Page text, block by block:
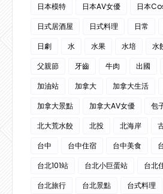
日本模特
日本AV女優
日本
日式居酒屋
日式料理 日常
日劇
水 水果 水培 水
父親節
牙齒 牛肉 出國
加油站
加拿大 加拿大生活
加拿大景點
加拿大AV女優 包
北大荒水餃
北投 北海岸
台中
台中住宿 台中美食
台北101站
台北小巨蛋站 台北
台北旅行
台北景點 台式料理